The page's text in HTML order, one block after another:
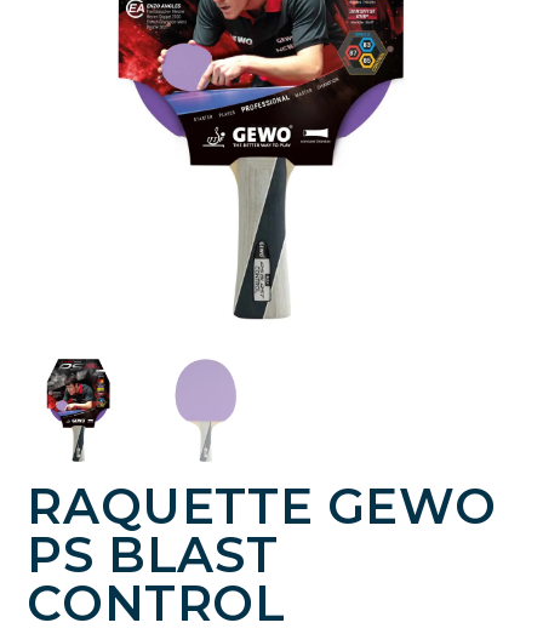
RAQUETTE GEWO
PS BLAST
CONTROL